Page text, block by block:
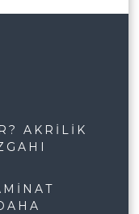
AKRILIK